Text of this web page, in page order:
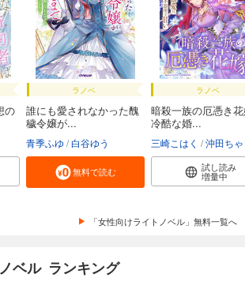
の
ラノベ
誰にも愛されなかった醜
穢令嬢が...
青季ふゆ 白谷ゆう
無料で読む
ラノベ
暗殺一族の厄憑き
冷酷な婚...
三崎こはく 沖田ち
試し読み
増量中
「女性向けライトノベル」無料一覧へ
ベル ランキング